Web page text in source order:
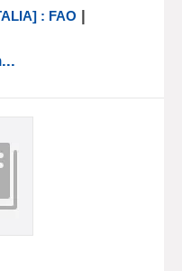
: FAO |